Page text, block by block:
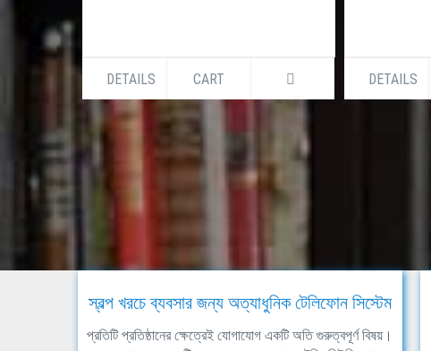
DETAILS CART DETAILS
স্বল্প খরচে ব্যবসার জন্য অত্যাধুনিক টেলিফোন সিস্টেম
প্রতিটি প্রতিষ্ঠানের ক্ষেত্রেই যোগাযোগ একটি অতি গুরুত্বপূর্ণ বিষয়।